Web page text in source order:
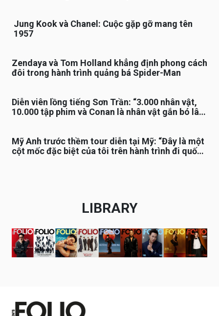
Jung Kook và Chanel: Cuộc gặp gỡ mang tên
1957
Zendaya và Tom Holland khẳng định phong cách
đôi trong hành trình quảng bá Spider-Man
Diễn viên lồng tiếng Sơn Trần: “3.000 nhân vật,
10.000 tập phim và Conan là nhân vật gắn bó lâu
Mỹ Anh trước thềm tour diễn tại Mỹ: “Đây là một
cột mốc đặc biệt của tôi trên hành trình đi quốc
LIBRARY